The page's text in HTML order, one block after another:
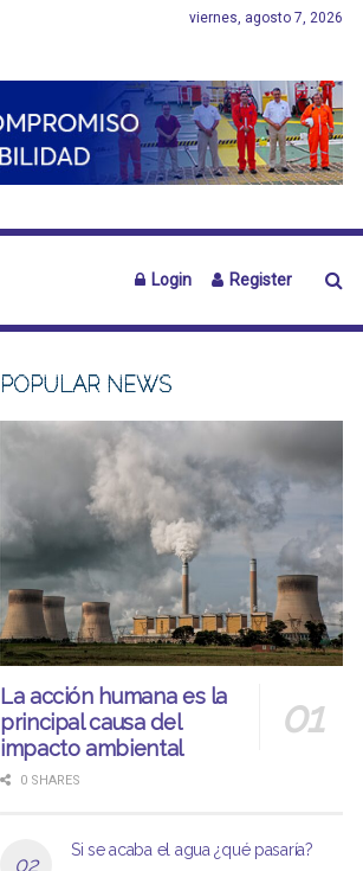
viernes, agosto 7, 2026
Login Register
POPULAR NEWS
La acción humana es la
principal causa del
impacto ambiental
0 SHARES
Si se acaba el agua ¿qué pasaría?